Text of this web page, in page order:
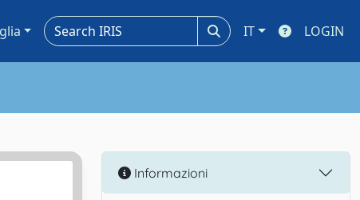
IT LOGIN
Informazioni